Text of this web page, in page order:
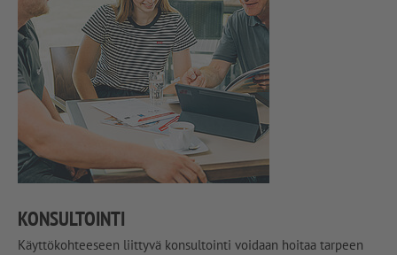
KONSULTOINTI
Käyttökohteeseen liittyvä konsultointi voidaan hoitaa tarpeen